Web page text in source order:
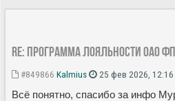
Re: Программа лояльности ОАО
#849866 Kalmius 25 фев 2026, 12:16
Всё понятно, спасибо за инфо